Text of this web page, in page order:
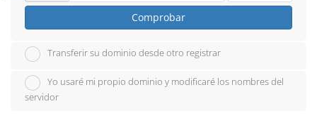
Comprobar
Transferir su dominio desde otro registrar
Yo usaré mi propio dominio y modificaré los nombres del
servidor